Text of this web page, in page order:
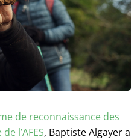
de reconnaissance des
l’AFES, Baptiste Algayer a